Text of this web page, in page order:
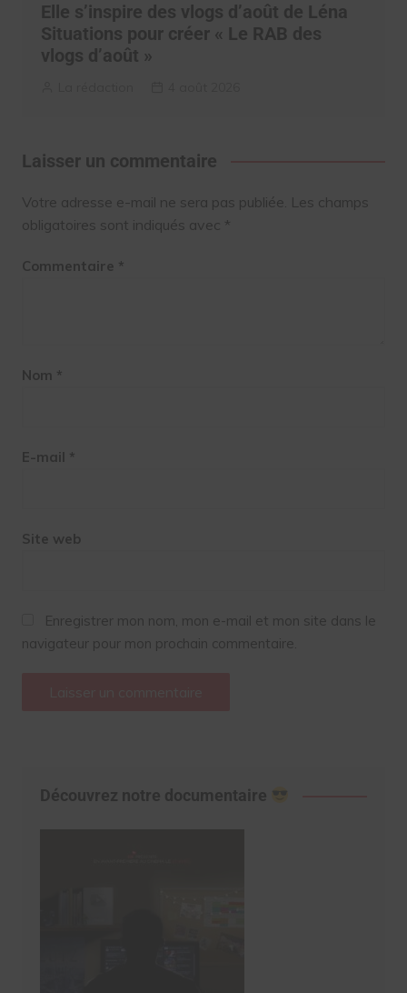
Elle s’inspire des vlogs d’août de Léna
Situations pour créer « Le RAB des
vlogs d’août »
Laisser un commentaire
Votre adresse e-mail ne sera pas publiée. Les champs
obligatoires sont indiqués avec *
Commentaire *
Nom *
E-mail *
Site web
Enregistrer mon nom, mon e-mail et mon site dans le
navigateur pour mon prochain commentaire.
Découvrez notre documentaire